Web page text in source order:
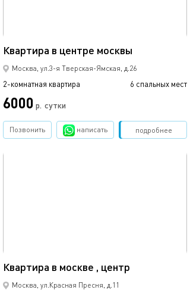
Квартира в центре москвы
Москва, ул.3-я Тверская-Ямская, д.26
2-комнатная квартира 6 спальных мест
6000 р. сутки
подробнее
Позвонить написать Забронировать
Квартира в москве , центр
Москва, ул.Красная Пресня, д.11